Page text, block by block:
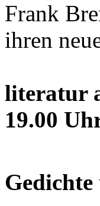
Frank
ihren
literatur
19.00